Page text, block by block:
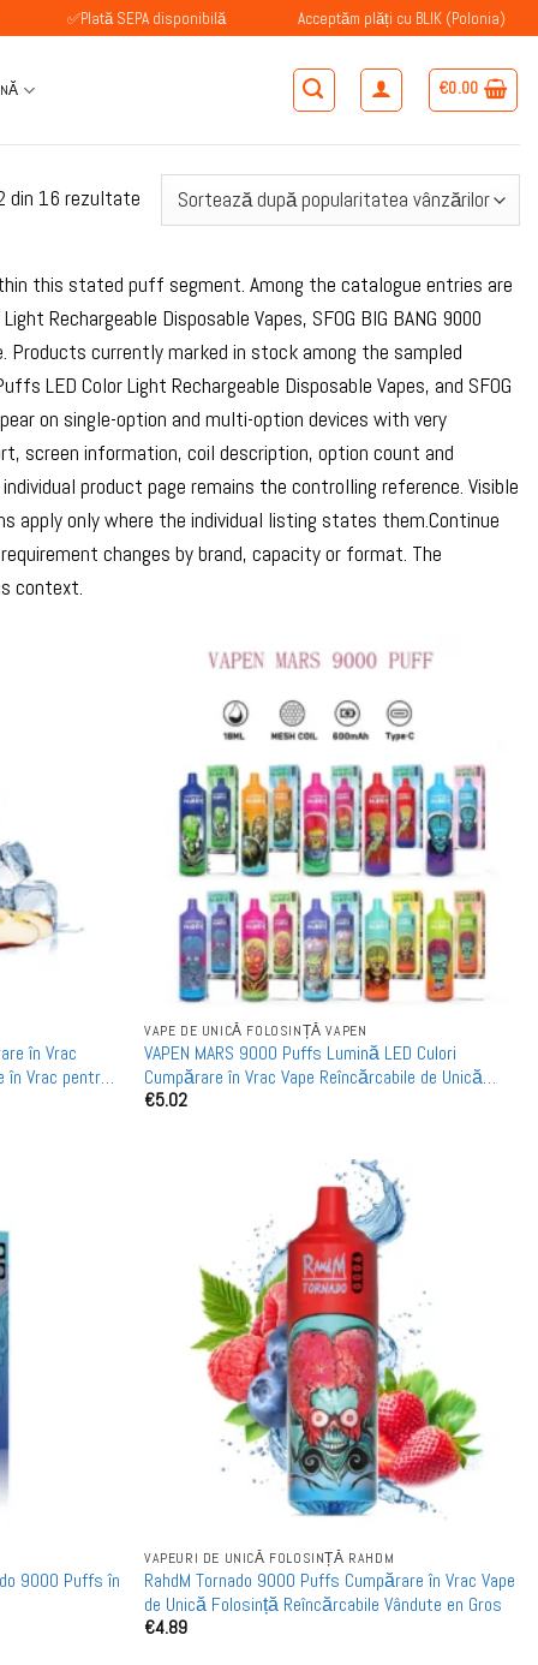
✅Plată SEPA disponibilă Acceptăm plăți cu BLIK (Polonia)
€0.00
din 16 rezultateSortat
după
this stated puff segment. Among the catalogue entries are
Rechargeable Disposable Vapes, SFOG BIG BANG 9000
Products currently marked in stock among the sampled
LED Color Light Rechargeable Disposable Vapes, and SFOG
on single-option and multi-option devices with very
screen information, coil description, option count and
product page remains the controlling reference. Visible
apply only where the individual listing states them.Continue
changes by brand, capacity or format. The
context.
în Vrac
în Vrac pentru
VAPE DE UNICĂ FOLOSINȚĂ VAPEN
VAPEN MARS 9000 Puffs Lumină LED Culori
Cumpărare în Vrac Vape Reîncărcabile de Unică
Folosință Angro
€5.02
9000 Puffs în
VAPEURI DE UNICĂ FOLOSINȚĂ RAHDM
RahdM Tornado 9000 Puffs Cumpărare în Vrac Vape
de Unică Folosință Reîncărcabile Vândute en Gros
€4.89